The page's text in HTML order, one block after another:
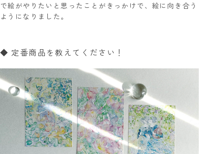
で絵がやりたいと思ったことがきっかけで、絵に向き合う
ようになりました。
◆ 定番商品を教えてください！